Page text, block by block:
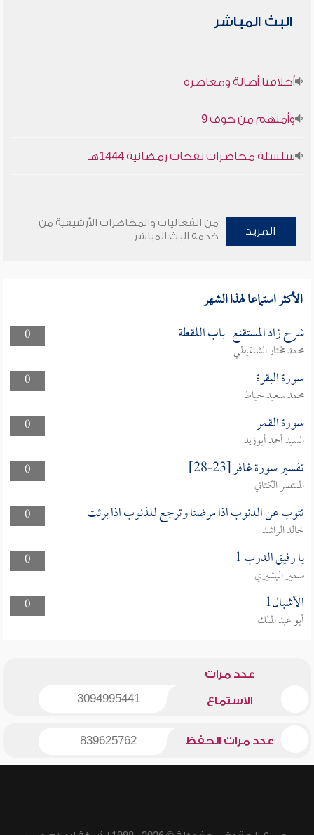
البث المباشر
أخلاقنا أصالة ومعاصرة
وأمنهم من خوف 9
سلسلة محاضرات نفحات رمضانية 1444هـ
المزيد
من الفعاليات والمحاضرات الأرشيفية من
خدمة البث المباشر
الأكثر استماعا لهذا الشهر
0 شرح زاد المستقنع_باب اللقطة
محمد مختار الشنقيطي
0
سورة البقرة
محمد سعيد خياط
0
سورة القمر
السيد أحمد أبوزيد
0
تفسير سورة غافر [23-28]
المنتصر الكتاني
0
تتوب عن الذنوب اذا مرضتا وترجع للذنوب اذا برئت
خالد الراشد
0
يا رفيق الدرب 1
سمير البشيري
0
الأشبال1
أبو عبد الملك
عدد مرات
الاستماع 3094995441
عدد مرات الحفظ 839625762